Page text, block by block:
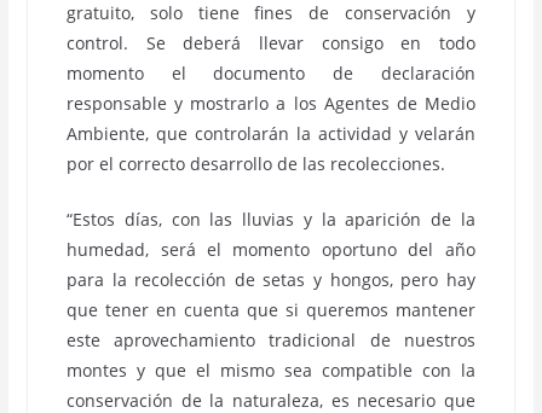
gratuito, solo tiene fines de conservación y
control. Se deberá llevar consigo en todo
momento el documento de declaración
responsable y mostrarlo a los Agentes de Medio
Ambiente, que controlarán la actividad y velarán
por el correcto desarrollo de las recolecciones.
“Estos días, con las lluvias y la aparición de la
humedad, será el momento oportuno del año
para la recolección de setas y hongos, pero hay
que tener en cuenta que si queremos mantener
este aprovechamiento tradicional de nuestros
montes y que el mismo sea compatible con la
conservación de la naturaleza, es necesario que